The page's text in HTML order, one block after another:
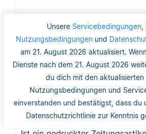
Unsere Servicebedingungen,
Nutzungsbedingungen und
am 21. August 2026 aktualisiert.
Dienste nach dem 21. August 2026
du dich mit den aktualisierten
Nutzungsbedingungen und
einverstanden und bestätigst, dass du
Datenschutzrichtlinie zur Kenntnis
Tabellenverzeichnis?
Werden Abbildungen und
Literaturverzeichnis erwähnt?
Wie werden Abbildungen und